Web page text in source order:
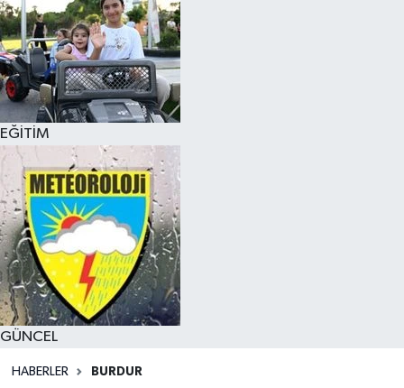
EĞİTİM
GÜNCEL
HABERLER BURDUR